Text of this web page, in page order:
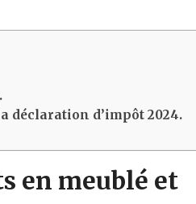
déclaration d’impôt 2024.
en meublé et